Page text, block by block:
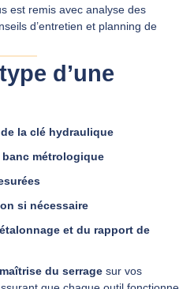
est remis avec analyse des
d’entretien et planning de
d’une
la clé hydraulique
métrologique
si nécessaire
et du rapport de
maîtrise du serrage sur vos